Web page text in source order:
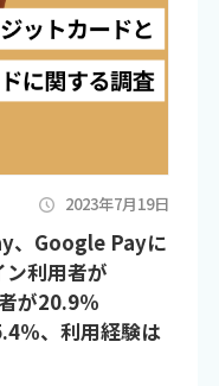
2023年7月19日
、Google Payに
利用者が
が20.9％
％、利用経験は